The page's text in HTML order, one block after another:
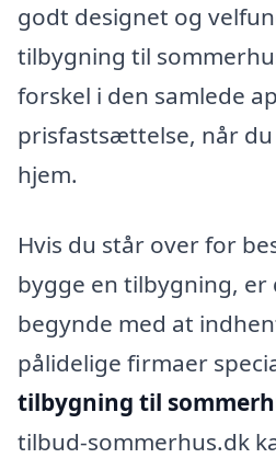
godt designet og
tilbygning til
forskel i den samlede
prisfastsættelse, når
hjem.
Hvis du står over for
bygge en tilbygning, er
begynde med at
pålidelige firmaer
tilbygning til
tilbud-sommerhus.dk